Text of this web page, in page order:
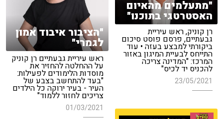
"מתעלמים מהאיום
האסטרטגי בתוכנו"
רן קוניק, ראש עיריית
גבעתיים, פרסם פוסט סיכום
ביקורתי למבצע בעזה • עוד
התייחס לבעיית המיגון באזור
המרכז: "המדינה צריכה
להכניס יד לכיס"
23/05/2021
"הציבור איבוד אמון
לגמרי"
ראש עיריית גבעתיים רן קוניק
על ההחלטה להחזיר את
מוסדות הלימודים לפעילות:
"בעד להתחשב בצבע של
העיר - בעיר ירוקה כל הילדים
צריכים לחזור ללמוד"
01/03/2021